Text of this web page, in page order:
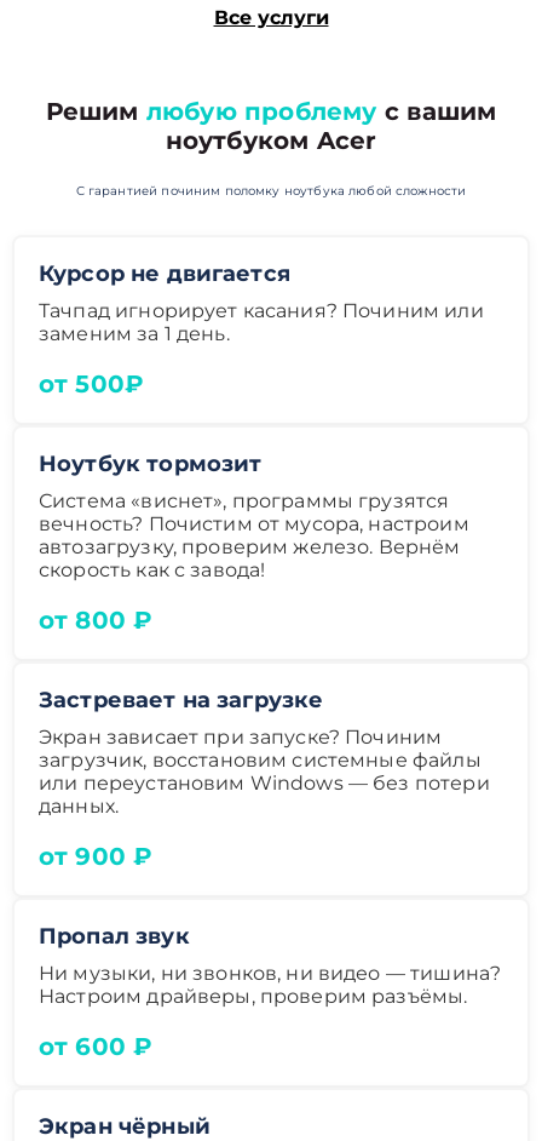
Все услуги
Решим любую проблему с вашим
ноутбуком Acer
С гарантией починим поломку ноутбука любой сложности
Курсор не двигается
Тачпад игнорирует касания? Починим или
заменим за 1 день.
от 500₽
Ноутбук тормозит
Система «виснет», программы грузятся
вечность? Почистим от мусора, настроим
автозагрузку, проверим железо. Вернём
скорость как с завода!
от 800 ₽
Застревает на загрузке
Экран зависает при запуске? Починим
загрузчик, восстановим системные файлы
или переустановим Windows — без потери
данных.
от 900 ₽
Пропал звук
Ни музыки, ни звонков, ни видео — тишина?
Настроим драйверы, проверим разъёмы.
от 600 ₽
Экран чёрный